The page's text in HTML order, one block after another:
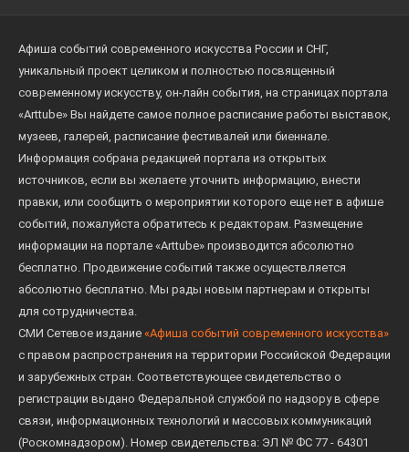
Афиша событий современного искусства России и СНГ,
уникальный проект целиком и полностью посвященный
современному искусству, он-лайн события, на страницах портала
«Arttube» Вы найдете самое полное расписание работы выставок,
музеев, галерей, расписание фестивалей или биеннале.
Информация собрана редакцией портала из открытых
источников, если вы желаете уточнить информацию, внести
правки, или сообщить о мероприятии которого еще нет в афише
событий, пожалуйста обратитесь к редакторам. Размещение
информации на портале «Arttube» производится абсолютно
бесплатно. Продвижение событий также осуществляется
абсолютно бесплатно. Мы рады новым партнерам и открыты
для сотрудничества.
СМИ Сетевое издание «Афиша событий современного искусства»
с правом распространения на территории Российской Федерации
и зарубежных стран. Соответствующее свидетельство о
регистрации выдано Федеральной службой по надзору в сфере
связи, информационных технологий и массовых коммуникаций
(Роскомнадзором). Номер свидетельства: ЭЛ № ФС 77 - 64301